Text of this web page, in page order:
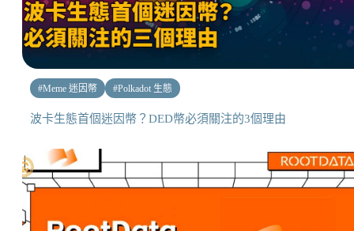
#Meme 迷因幣 #Polkadot 生態
波卡生態首個迷因幣？DED幣必須關注的3個理由